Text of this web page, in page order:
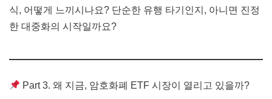
식, 어떻게 느끼시나요? 단순한 유행 타기인지, 아니면 진정
한 대중화의 시작일까요?
Part 3. 왜 지금, 암호화폐 ETF 시장이 열리고 있을까?